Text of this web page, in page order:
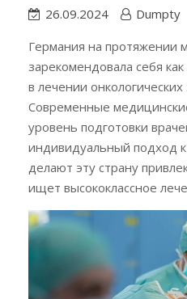
26.09.2024 Dumpty
Германия на протяжении
зарекомендовала себя
в лечении
Современные
уровень подготовки
индивидуальный подход
делают эту страну
ищет высококлассное